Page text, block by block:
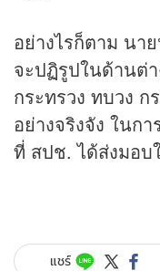
อย่างไรก็ตาม นา
จะปฏิรูปในด้านต่
กระทรวง ทบวง
อย่างจริงจัง ในก
ที่ สปช. ได้ส่งมอบ
แชร์